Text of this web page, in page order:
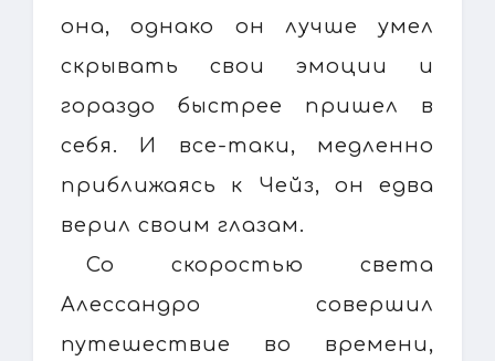
она, однако он лучше умел
скрывать свои эмоции и
гораздо быстрее пришел в
себя. И все-таки, медленно
приближаясь к Чейз, он едва
верил своим глазам.
Со скоростью света
Алессандро совершил
путешествие во времени,